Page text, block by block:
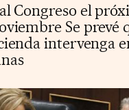
Congreso el
Se prevé
intervenga